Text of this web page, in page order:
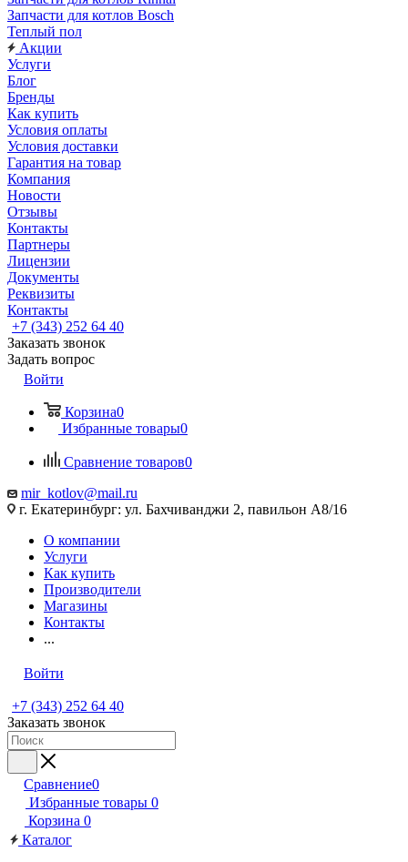
Запчасти для котлов Bosch
Теплый пол
Акции
Услуги
Блог
Бренды
Как купить
Условия оплаты
Условия доставки
Гарантия на товар
Компания
Новости
Отзывы
Контакты
Партнеры
Лицензии
Документы
Реквизиты
Контакты
+7 (343) 252 64 40
Заказать звонок
Задать вопрос
Войти
Корзина0
Избранные товары0
Сравнение товаров0
mir_kotlov@mail.ru
г. Екатеринбург: ул. Бахчиванджи 2, павильон А8/16
О компании
Услуги
Как купить
Производители
Магазины
Контакты
...
Войти
+7 (343) 252 64 40
Заказать звонок
Сравнение0
Избранные товары 0
Корзина 0
Каталог